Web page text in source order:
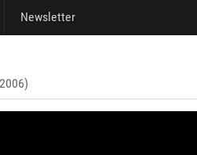
Newsletter